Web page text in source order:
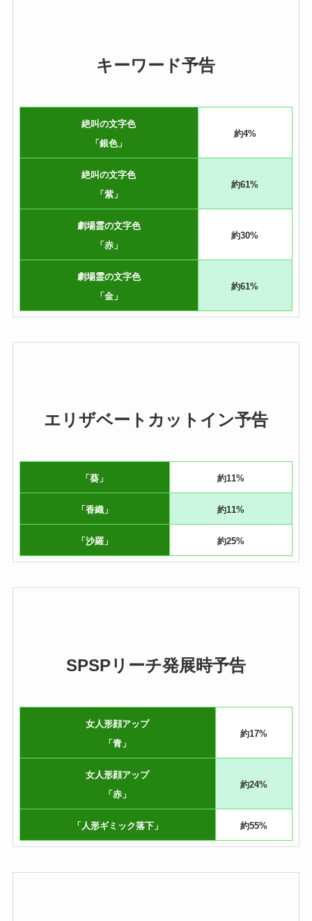
キーワード予告
絶叫の文字色
「銀色」
約4%
絶叫の文字色
「紫」
約61%
劇場霊の文字色
「赤」
約30%
劇場霊の文字色
「金」
約61%
エリザベートカットイン予告
「葵」 約11%
「香織」 約11%
「沙羅」 約25%
SPSPリーチ発展時予告
女人形顔アップ
「青」
約17%
女人形顔アップ
「赤」
約24%
「人形ギミック落下」 約55%